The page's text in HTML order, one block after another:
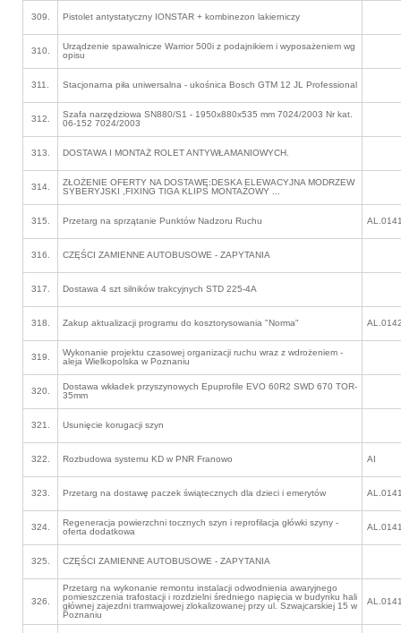
309. Pistolet antystatyczny IONSTAR + kombinezon lakierniczy
310.
Urządzenie spawalnicze Warrior 500i z podajnikiem i wyposażeniem wg
opisu
311. Stacjonarna piła uniwersalna - ukośnica Bosch GTM 12 JL Professional
312.
Szafa narzędziowa SN880/S1 - 1950x880x535 mm 7024/2003 Nr kat.
06-152 7024/2003
313. DOSTAWA I MONTAŻ ROLET ANTYWŁAMANIOWYCH.
314.
ZŁOŻENIE OFERTY NA DOSTAWĘ:DESKA ELEWACYJNA MODRZEW
SYBERYJSKI ,FIXING TIGA KLIPS MONTAŻOWY ...
315. Przetarg na sprzątanie Punktów Nadzoru Ruchu
316. CZĘŚCI ZAMIENNE AUTOBUSOWE - ZAPYTANIA
317. Dostawa 4 szt silników trakcyjnych STD 225-4A
318. Zakup aktualizacji programu do kosztorysowania "Norma"
319.
Wykonanie projektu czasowej organizacji ruchu wraz z wdrożeniem -
aleja Wielkopolska w Poznaniu
320.
Dostawa wkładek przyszynowych Epuprofile EVO 60R2 SWD 670 TOR-
35mm
321. Usunięcie korugacji szyn
322. Rozbudowa systemu KD w PNR Franowo AI
323. Przetarg na dostawę paczek świątecznych dla dzieci i emerytów
324.
Regeneracja powierzchni tocznych szyn i reprofilacja główki szyny -
oferta dodatkowa
325. CZĘŚCI ZAMIENNE AUTOBUSOWE - ZAPYTANIA
326.
Przetarg na wykonanie remontu instalacji odwodnienia awaryjnego
pomieszczenia trafostacji i rozdzielni średniego napięcia w budynku hali
głównej zajezdni tramwajowej zlokalizowanej przy ul. Szwajcarskiej 15 w
Poznaniu